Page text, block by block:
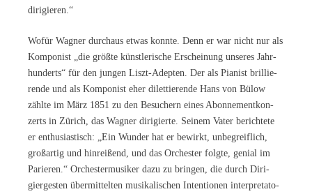
dirigieren.“
Wo­für Wag­ner durch­aus et­was konn­te. Denn er war nicht nur als
Kom­po­nist „die größ­te künst­le­ri­sche Er­schei­nung un­se­res Jahr­
hun­derts“ für den jun­gen Liszt-Adep­ten. Der als Pia­nist bril­lie­
ren­de und als Kom­po­nist eher di­let­tie­ren­de Hans von Bülow
zähl­te im März 1851 zu den Be­su­chern ei­nes Abon­ne­ment­kon­
zerts in Zü­rich, das Wag­ner di­ri­gier­te. Sei­nem Va­ter be­rich­te­te
er en­thu­si­as­tisch: „Ein Wun­der hat er be­wirkt, un­be­greif­lich,
groß­ar­tig und hin­rei­ßend, und das Or­ches­ter folg­te, ge­ni­al im
Pa­rie­ren.“ Or­ches­ter­mu­si­ker dazu zu brin­gen, die durch Di­ri­
gier­ges­ten über­mit­tel­ten mu­si­ka­li­schen In­ten­tio­nen in­ter­pre­ta­to­